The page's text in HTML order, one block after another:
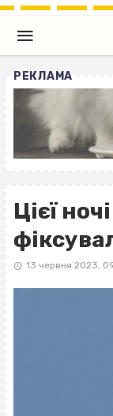
РЕКЛАМА
Цієї
13 червня 2023,